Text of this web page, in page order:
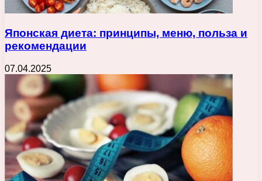
Японская диета: принципы, меню, польза и
рекомендации
07.04.2025